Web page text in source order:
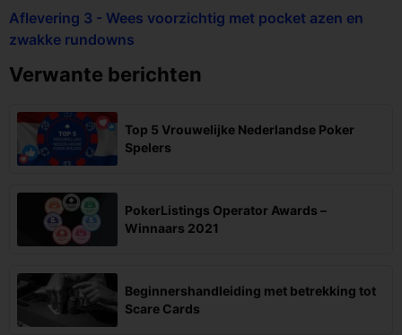
Aflevering 3 - Wees voorzichtig met pocket azen en
zwakke rundowns
Verwante berichten
Top 5 Vrouwelijke Nederlandse Poker
Spelers
PokerListings Operator Awards –
Winnaars 2021
Beginnershandleiding met betrekking tot
Scare Cards